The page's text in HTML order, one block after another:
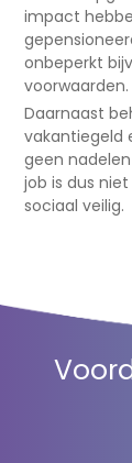
impact
onbeperkt
voorwaarden.
Daarnaast
vakantiegeld
geen
job is dus
sociaal veilig.